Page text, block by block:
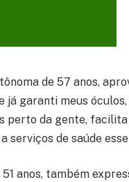
de 57 anos,
já garanti meus
da gente, facilita
serviços de saúde
anos, também